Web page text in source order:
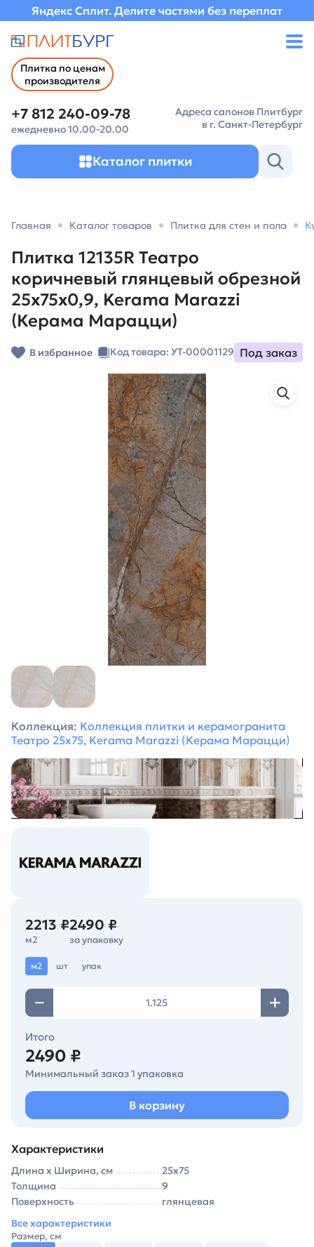
Яндекс Сплит. Делите частями без переплат
Плитка по ценам
производителя
+7 812 240-09-78
ежедневно 10.00-20.00
Адреса салонов Плитбург
в г. Санкт-Петербург
Каталог плитки
Главная Каталог товаров Плитка для стен и пола
Плитка 12135R Театро
коричневый глянцевый обрезной
25x75x0,9, Kerama Marazzi
(Керама Марацци)
В избранное Код товара: УТ-00001129 Под заказ
Коллекция: Коллекция плитки и керамогранита
Театро 25х75, Kerama Marazzi (Керама Марацци)
2213 ₽
м2
2490 ₽
за упаковку
м2 шт упак
Итого
2490 ₽
Минимальный заказ 1 упаковка
В корзину
Характеристики
Длина х Ширина, см
25х75
Толщина
9
Поверхность
глянцевая
Все характеристики
Размер, см